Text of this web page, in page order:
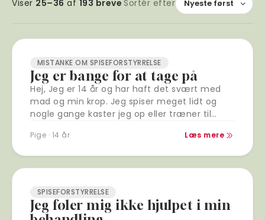
Viser 25–36 af 193 breve Sortér efter
MISTANKE OM SPISEFORSTYRRELSE
Jeg er bange for at tage på
Hej, Jeg er 14 år og har haft det svært med
mad og min krop. Jeg spiser meget lidt og
nogle gange kaster jeg op eller træner til…
Pige · 14 år Læs mere
SPISEFORSTYRRELSE
Jeg føler mig ikke hjulpet i min